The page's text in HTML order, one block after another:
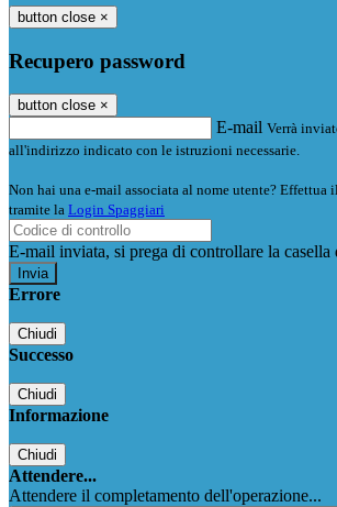
button close ×
Recupero password
button close ×
E-mail Verrà
all'indirizzo indicato con le istruzioni necessarie.
Non hai una e-mail associata al nome utente? Effettua
tramite la Login Spaggiari
E-mail inviata, si prega di controllare la casella
Errore
Chiudi
Successo
Chiudi
Informazione
Chiudi
Attendere...
Attendere il completamento dell'operazione...